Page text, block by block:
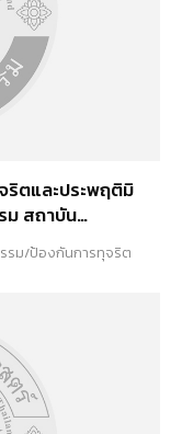
ริตและประพฤติมิ
ม สถาบัน
. 2565
รม/ป้องกันการทุจริต